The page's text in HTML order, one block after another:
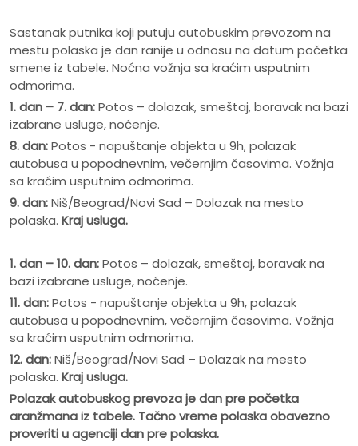
Sastanak putnika koji putuju autobuskim prevozom na
mestu polaska je dan ranije u odnosu na datum početka
smene iz tabele. Noćna vožnja sa kraćim usputnim
odmorima.
1. dan – 7. dan:Potos – dolazak, smeštaj, boravak na bazi
izabrane usluge, noćenje.
8. dan:Potos - napuštanje objekta u 9h, polazak
autobusa u popodnevnim, večernjim časovima. Vožnja
sa kraćim usputnim odmorima.
9. dan:Niš/Beograd/Novi Sad – Dolazak na mesto
polaska. Kraj usluga.
1. dan – 10. dan:Potos – dolazak, smeštaj, boravak na
bazi izabrane usluge, noćenje.
11. dan:Potos - napuštanje objekta u 9h, polazak
autobusa u popodnevnim, večernjim časovima. Vožnja
sa kraćim usputnim odmorima.
12. dan:Niš/Beograd/Novi Sad – Dolazak na mesto
polaska. Kraj usluga.
Polazak autobuskog prevoza je dan pre početka
aranžmana iz tabele. Tačno vreme polaska obavezno
proveriti u agenciji dan pre polaska.